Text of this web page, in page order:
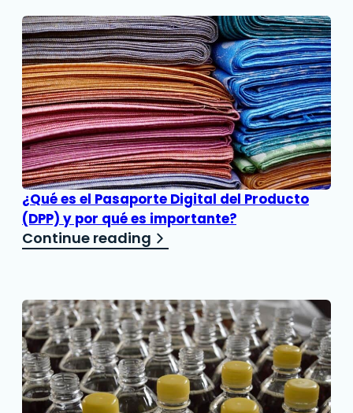
¿Qué es el Pasaporte Digital del Producto
(DPP) y por qué es importante?
Continue reading